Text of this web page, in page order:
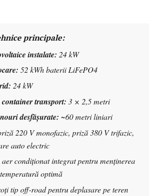
principale:
instalate: 24 kW
52 kWh baterii LiFePO4
24 kW
transport: 3 × 2,5 metri
desfășurate: ~60 metri liniari
220 V monofazic, priză 380 V trifazic,
auto electric
aer condiționat integrat pentru menținerea
optimă
tip off-road pentru deplasare pe teren